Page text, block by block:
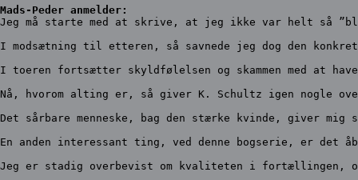
Mads-Peder anmelder:
Jeg må starte med at skrive, at jeg ikke var helt så
I modsætning til etteren, så savnede jeg dog den
I toeren fortsætter skyldfølelsen og skammen med at
Nå, hvorom alting er, så giver K. Schultz igen nogle
Det sårbare menneske, bag den stærke kvinde, giver
En anden interessant ting, ved denne bogserie, er det
Jeg er stadig overbevist om kvaliteten i fortællingen,